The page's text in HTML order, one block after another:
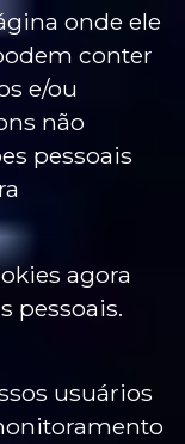
onde ele
conter
e/ou
não
pessoais
agora
pessoais.
usuários